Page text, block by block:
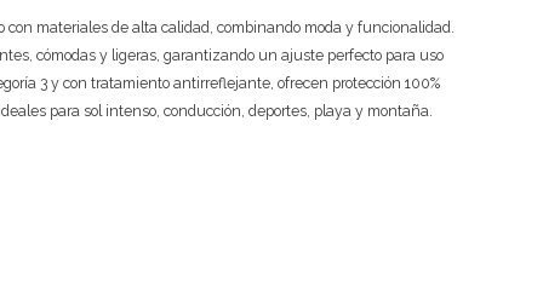
con materiales de alta calidad, combinando moda y funcionalidad.
cómodas y ligeras, garantizando un ajuste perfecto para uso
3 y con tratamiento antirreflejante, ofrecen protección 100%
para sol intenso, conducción, deportes, playa y montaña.